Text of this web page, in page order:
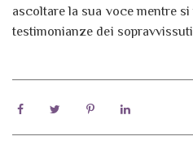
ascoltare la sua voce mentre
testimonianze dei